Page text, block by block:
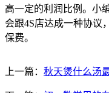
高一定的利润比例。小
会跟4S店达成一种协议
保费。
上一篇： 秋天煲什么汤